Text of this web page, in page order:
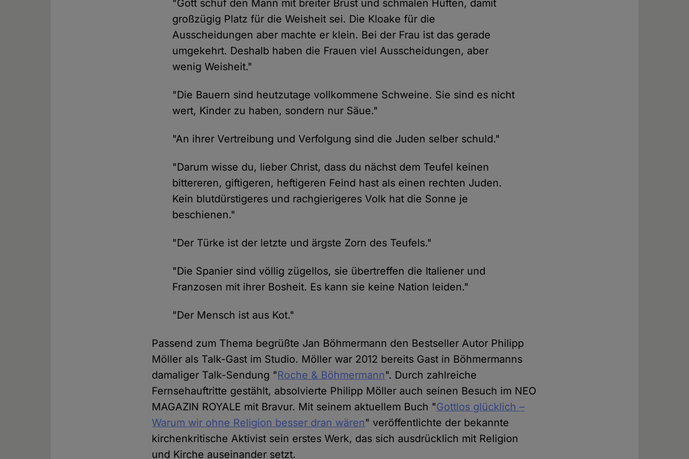
"Gott schuf den Mann mit breiter Brust und schmalen Hüften, damit
großzügig Platz für die Weisheit sei. Die Kloake für die
Ausscheidungen aber machte er klein. Bei der Frau ist das gerade
umgekehrt. Deshalb haben die Frauen viel Ausscheidungen, aber
wenig Weisheit."
"Die Bauern sind heutzutage vollkommene Schweine. Sie sind es nicht
wert, Kinder zu haben, sondern nur Säue."
"An ihrer Vertreibung und Verfolgung sind die Juden selber schuld."
"Darum wisse du, lieber Christ, dass du nächst dem Teufel keinen
bittereren, giftigeren, heftigeren Feind hast als einen rechten Juden.
Kein blutdürstigeres und rachgierigeres Volk hat die Sonne je
beschienen."
"Der Türke ist der letzte und ärgste Zorn des Teufels."
"Die Spanier sind völlig zügellos, sie übertreffen die Italiener und
Franzosen mit ihrer Bosheit. Es kann sie keine Nation leiden."
"Der Mensch ist aus Kot."
Passend zum Thema begrüßte Jan Böhmermann den Bestseller Autor Philipp
Möller als Talk-Gast im Studio. Möller war 2012 bereits Gast in Böhmermanns
damaliger Talk-Sendung "Roche & Böhmermann". Durch zahlreiche
Fernsehauftritte gestählt, absolvierte Philipp Möller auch seinen Besuch im NEO
MAGAZIN ROYALE mit Bravur. Mit seinem aktuellem Buch "Gottlos glücklich –
Warum wir ohne Religion besser dran wären" veröffentlichte der bekannte
kirchenkritische Aktivist sein erstes Werk, das sich ausdrücklich mit Religion
und Kirche auseinander setzt.